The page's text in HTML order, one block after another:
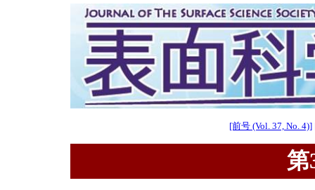
[前号 (Vol. 37, No. 4)]
第